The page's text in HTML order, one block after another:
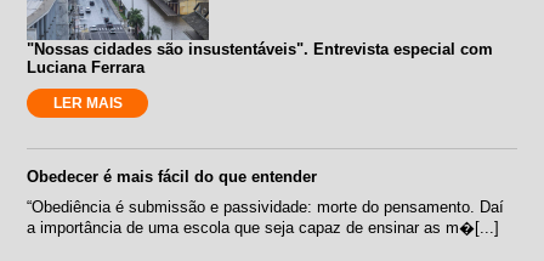
"Nossas cidades são insustentáveis". Entrevista especial com
Luciana Ferrara
LER MAIS
Obedecer é mais fácil do que entender
“Obediência é submissão e passividade: morte do pensamento. Daí
a importância de uma escola que seja capaz de ensinar as m�[...]